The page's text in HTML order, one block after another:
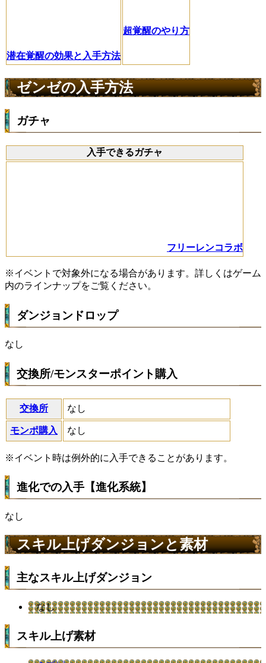
潜在覚醒の効果と入手方法
超覚醒のやり方
ゼンゼの入手方法
ガチャ
入手できるガチャ
フリーレンコラボ
※イベントで対象外になる場合があります。詳しくはゲーム
内のラインナップをご覧ください。
ダンジョンドロップ
なし
交換所/モンスターポイント購入
交換所 なし
モンポ購入 なし
※イベント時は例外的に入手できることがあります。
進化での入手【進化系統】
なし
スキル上げダンジョンと素材
主なスキル上げダンジョン
なし
スキル上げ素材